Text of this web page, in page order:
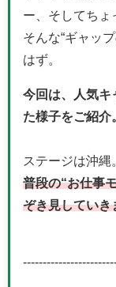
ー、そしてち
そんな“ギャッ
はず。
今回は、人気キ
た様子をご紹介
ステージは沖縄
普段の“お仕事
ぞき見していき